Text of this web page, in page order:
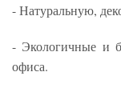
- Натуральную,
- Экологичные и
офиса.